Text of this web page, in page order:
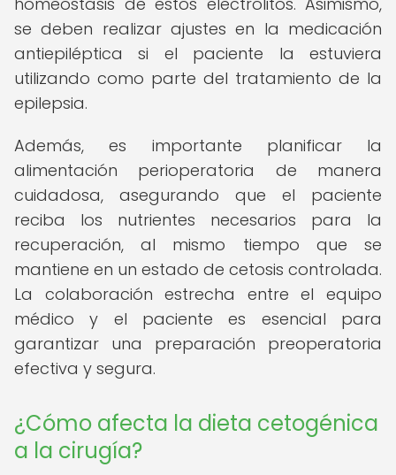
se deben realizar ajustes en la medicación
antiepiléptica si el paciente la estuviera
utilizando como parte del tratamiento de la
epilepsia.
Además, es importante planificar la
alimentación perioperatoria de manera
cuidadosa, asegurando que el paciente
reciba los nutrientes necesarios para la
recuperación, al mismo tiempo que se
mantiene en un estado de cetosis controlada.
La colaboración estrecha entre el equipo
médico y el paciente es esencial para
garantizar una preparación preoperatoria
efectiva y segura.
¿Cómo afecta la dieta cetogénica
a la cirugía?